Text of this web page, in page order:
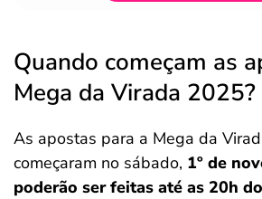
Quando começam as
Mega da Virada 2025?
As apostas para a Mega da
começaram no sábado, 1º de
poderão ser feitas até as 20h